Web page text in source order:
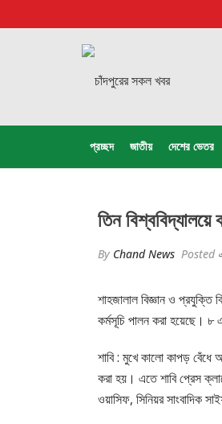
প্রচ্ছদ জাতীয় দেশের ভেতর
তিন
By Chand News Posted
শাহজালাল বিজ্ঞান ও প্রযুক্তি
কর্মসূচি পালন করা হয়েছে। ৮
শাবি : মুখে কালো কাপড় বেঁধে
করা হয়। এতে শাবি প্রেস
ওয়াসিফ, সিনিয়র সাংবাদিক